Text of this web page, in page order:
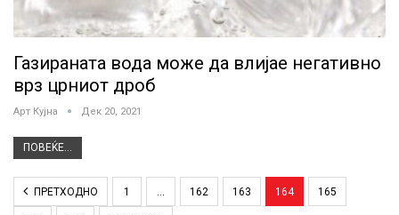
Газираната вода може да влијае негативно
врз црниот дроб
Арт Кујна Дек 20, 2021
ПОВЕЌЕ...
ПРЕТХОДНО 1 … 162 163 164 165